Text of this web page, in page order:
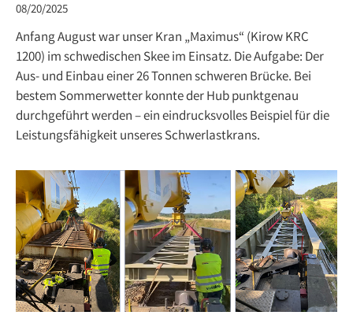
08/20/2025
Anfang August war unser Kran „Maximus“ (Kirow KRC
1200) im schwedischen Skee im Einsatz. Die Aufgabe: Der
Aus- und Einbau einer 26 Tonnen schweren Brücke. Bei
bestem Sommerwetter konnte der Hub punktgenau
durchgeführt werden – ein eindrucksvolles Beispiel für die
Leistungsfähigkeit unseres Schwerlastkrans.